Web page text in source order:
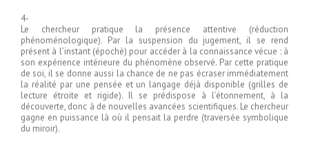
4-
Le chercheur pratique la présence attentive (réduction
phénoménologique). Par la suspension du jugement, il se rend
présent à l’instant (épochè) pour accéder à la connaissance vécue : à
son expérience intérieure du phénomène observé. Par cette pratique
de soi, il se donne aussi la chance de ne pas écraser immédiatement
la réalité par une pensée et un langage déjà disponible (grilles de
lecture étroite et rigide). Il se prédispose à l’étonnement, à la
découverte, donc à de nouvelles avancées scientifiques. Le chercheur
gagne en puissance là où il pensait la perdre (traversée symbolique
du miroir).